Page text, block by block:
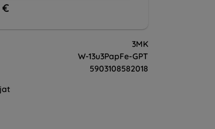
€
3MK
W-13u3PapFe-GPT
5903108582018